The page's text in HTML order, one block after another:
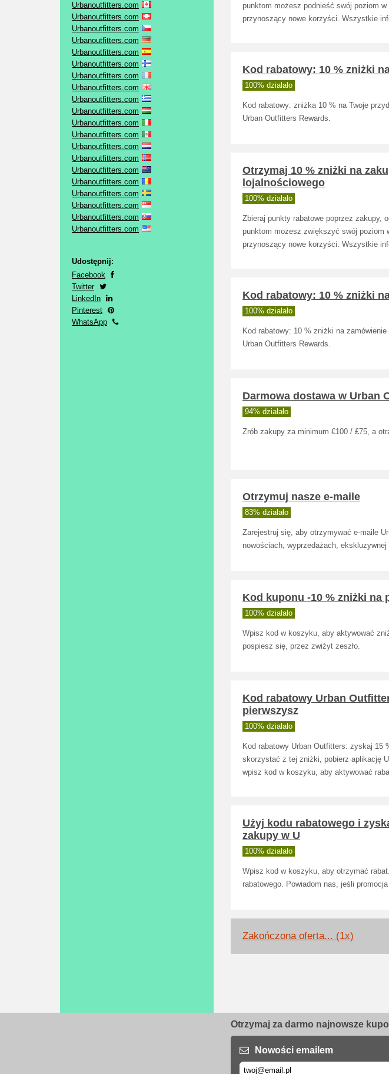
Urbanoutfitters.com
Urbanoutfitters.com
Urbanoutfitters.com
Urbanoutfitters.com
Urbanoutfitters.com
Urbanoutfitters.com
Urbanoutfitters.com
Urbanoutfitters.com
Urbanoutfitters.com
Urbanoutfitters.com
Urbanoutfitters.com
Urbanoutfitters.com
Urbanoutfitters.com
Urbanoutfitters.com
Urbanoutfitters.com
Urbanoutfitters.com
Urbanoutfitters.com
Urbanoutfitters.com
Urbanoutfitters.com
Urbanoutfitters.com
Udostępnij:
Facebook
Twitter
LinkedIn
Pinterest
WhatsApp
punktom możesz podnieść swój poziom
przynoszący nowe korzyści. Wszystkie
Kod rabatowy: 10 % zniżki
100% działało
Kod rabatowy: zniżka 10 % na Twoje
Urban Outfitters Rewards.
Otrzymaj 10 % zniżki na
lojalnościowego
100% działało
Zbieraj punkty rabatowe poprzez zakupy,
punktom możesz zwiększyć swój poziom
przynoszący nowe korzyści. Wszystkie
Kod rabatowy: 10 % zniżki
100% działało
Kod rabatowy: 10 % zniżki na
Urban Outfitters Rewards.
Darmowa dostawa w Urban
94% działało
Zrób zakupy za minimum €100 / £75, a
Otrzymuj nasze e-maile
83% działało
Zarejestruj się, aby otrzymywać e-maile
nowościach, wyprzedażach,
Kod kuponu -10 % zniżki na
100% działało
Wpisz kod w koszyku, aby aktywować
pospiesz się, przez zwiżyt zeszło.
Kod rabatowy Urban
pierwszysz
100% działało
Kod rabatowy Urban Outfitters: zyskaj 15
skorzystać z tej zniżki, pobierz aplikację
wpisz kod w koszyku, aby aktywować
Użyj kodu rabatowego i
zakupy w U
100% działało
Wpisz kod w koszyku, aby otrzymać
rabatowego. Powiadom nas, jeśli
Zakończona oferta... (1x)
Otrzymaj za darmo najnowsze
Nowości emailem